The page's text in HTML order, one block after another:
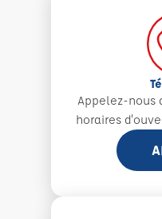
Appelez-nous
horaires